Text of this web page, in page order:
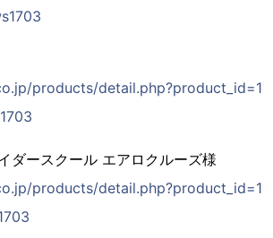
products/detail.php?product_id=1
ダースクール エアロクルーズ様
products/detail.php?product_id=1